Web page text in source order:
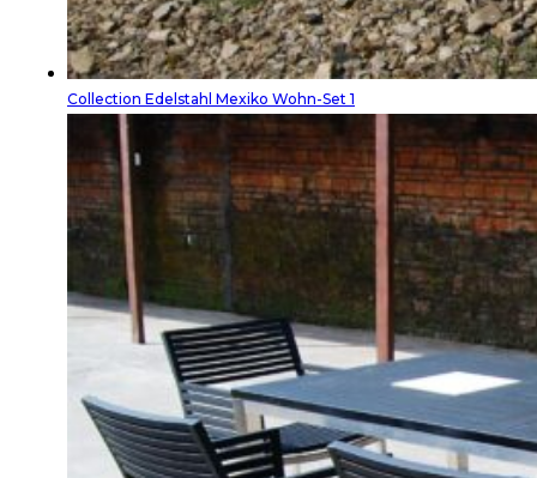
Collection Edelstahl Mexiko Wohn-Set 1